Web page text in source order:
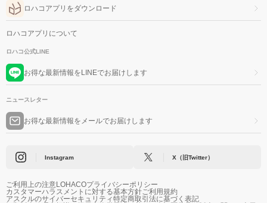
ロハコアプリをダウンロード
ロハコアプリについて
ロハコ公式LINE
お得な最新情報をLINEでお届けします
ニュースレター
お得な最新情報をメールでお届けします
Instagram X（旧Twitter）
ご利用上の注意LOHACOプライバシーポリシー
カスタマーハラスメントに対する基本方針ご利用規約
アスクルのサイバーセキュリティ特定商取引法に基づく表記